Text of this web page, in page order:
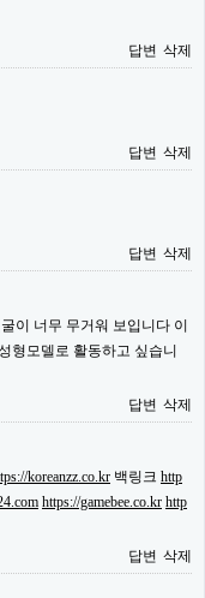
답변 삭제
답변 삭제
답변 삭제
이 너무 무거워 보입니다 이
형모델로 활동하고 싶습니
답변 삭제
koreanzz.co.kr 백링크 http
https://gamebee.co.kr http
답변 삭제